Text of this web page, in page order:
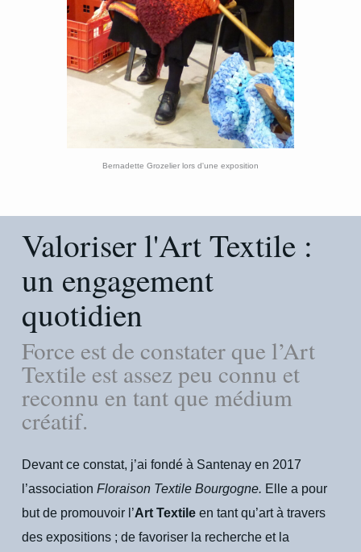
Bernadette Grozelier lors d'une exposition
Valoriser l'Art Textile :
un engagement
quotidien
Force est de constater que l’Art
Textile est assez peu connu et
reconnu en tant que médium
créatif.
Devant ce constat, j’ai fondé à Santenay en 2017
l’association Floraison Textile Bourgogne. Elle a pour
but de promouvoir l’Art Textileen tant qu’art à travers
des expositions ; de favoriser la recherche et la